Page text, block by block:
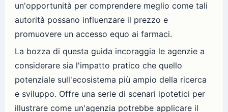
un'opportunità per comprendere meglio come tali
autorità possano influenzare il prezzo e
promuovere un accesso equo ai farmaci.
La bozza di questa guida incoraggia le agenzie a
considerare sia l'impatto pratico che quello
potenziale sull'ecosistema più ampio della ricerca
e sviluppo. Offre una serie di scenari ipotetici per
illustrare come un'agenzia potrebbe applicare il